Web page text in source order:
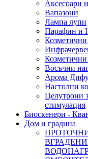
Аксесоари
Вапазони
Лампа лупи
Парафин и
Козметични
Восъчни
Арома
Настолни
Целутрони
стимулация
Биоскенери -
Дом и градина